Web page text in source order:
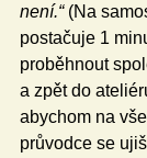
není.“ (Na
postačuje 1
proběhnout
a zpět do
abychom na
průvodce se